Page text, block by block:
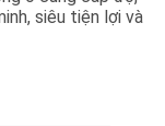
siêu tiện lợi và